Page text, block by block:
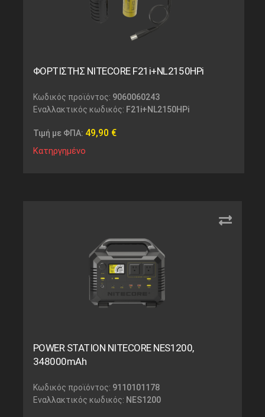
ΦΟΡΤΙΣΤΗΣ NITECORE F21i+NL2150HPi
Κωδικός προϊόντος: 9060060243
Εναλλακτικός κωδικός: F21i+NL2150HPi
Τιμή με ΦΠΑ: 49,90 €
Κατηργημένο
POWER STATION NITECORE NES1200,
348000mAh
Κωδικός προϊόντος: 9110101178
Εναλλακτικός κωδικός: NES1200